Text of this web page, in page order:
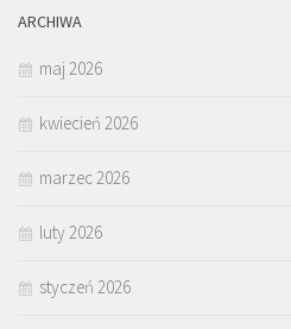
ARCHIWA
maj 2026
kwiecień 2026
marzec 2026
luty 2026
styczeń 2026